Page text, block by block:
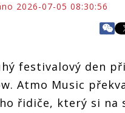
2026-07-05 08:30:56
festivalový den
Atmo Music
řidiče, který si na